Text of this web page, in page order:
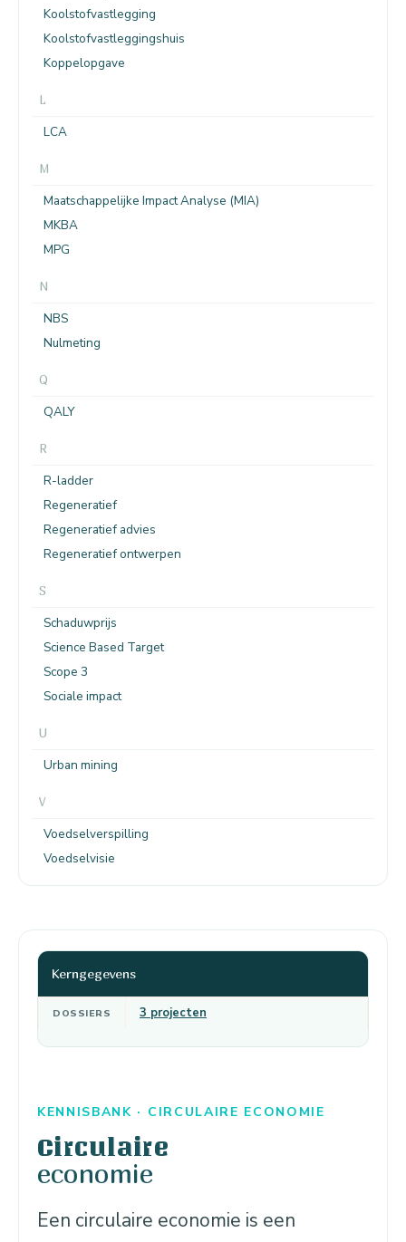
Koolstofvastlegging
Koolstofvastleggingshuis
Koppelopgave
L
LCA
M
Maatschappelijke Impact Analyse (MIA)
MKBA
MPG
N
NBS
Nulmeting
Q
QALY
R
R-ladder
Regeneratief
Regeneratief advies
Regeneratief ontwerpen
S
Schaduwprijs
Science Based Target
Scope 3
Sociale impact
U
Urban mining
V
Voedselverspilling
Voedselvisie
KENNISBANK · CIRCULAIRE ECONOMIE
Circulaire
economie
Een circulaire economie is een
Kerngegevens
DOSSIERS 3 projecten